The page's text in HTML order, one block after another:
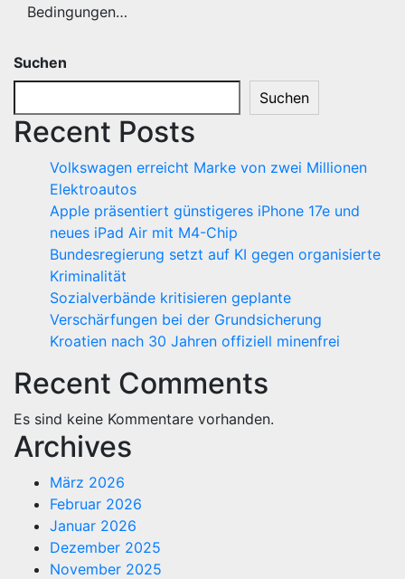
Bedingungen…
Suchen
Suchen
Recent Posts
Volkswagen erreicht Marke von zwei Millionen
Elektroautos
Apple präsentiert günstigeres iPhone 17e und
neues iPad Air mit M4-Chip
Bundesregierung setzt auf KI gegen organisierte
Kriminalität
Sozialverbände kritisieren geplante
Verschärfungen bei der Grundsicherung
Kroatien nach 30 Jahren offiziell minenfrei
Recent Comments
Es sind keine Kommentare vorhanden.
Archives
März 2026
Februar 2026
Januar 2026
Dezember 2025
November 2025